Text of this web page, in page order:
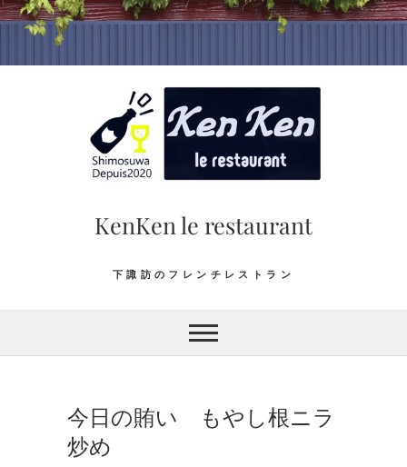
Skip
KenKen le restaurant
下諏訪のフレンチレストラン
今日の賄い もやし根ニラ
炒め